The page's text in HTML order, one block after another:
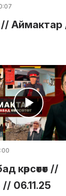
//
көрсөтөт //
06.11.25